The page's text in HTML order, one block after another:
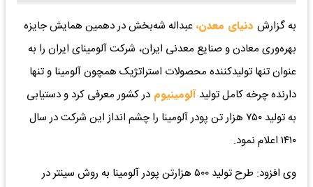
به گزارش دنیای معدن، عبداله شه‌بخش در دهمین همایش جایزه
بهره‌وری معادن و صنایع معدنی ایران، شرکت آلومینای ایران را به
عنوان تنها تولیدکننده محصولات استراتژیک همچون آلومینا و تنها
دارنده چرخه کامل تولید آلومینیوم در کشور معرفی کرد و دستیابی
به تولید ۷۵۰ هزار تن پودر آلومینا را چشم انداز این شرکت در سال
۱۴۱۰ اعلام نمود.
وی افزود: طرح تولید ۵۰۰ هزارتن پودر آلومینا به روش سینتر در